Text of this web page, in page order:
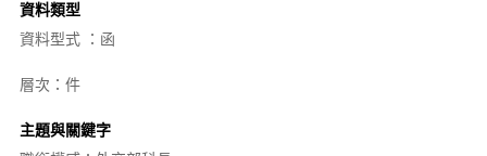
資料類型
資料型式 ：函
層次：件
主題與關鍵字